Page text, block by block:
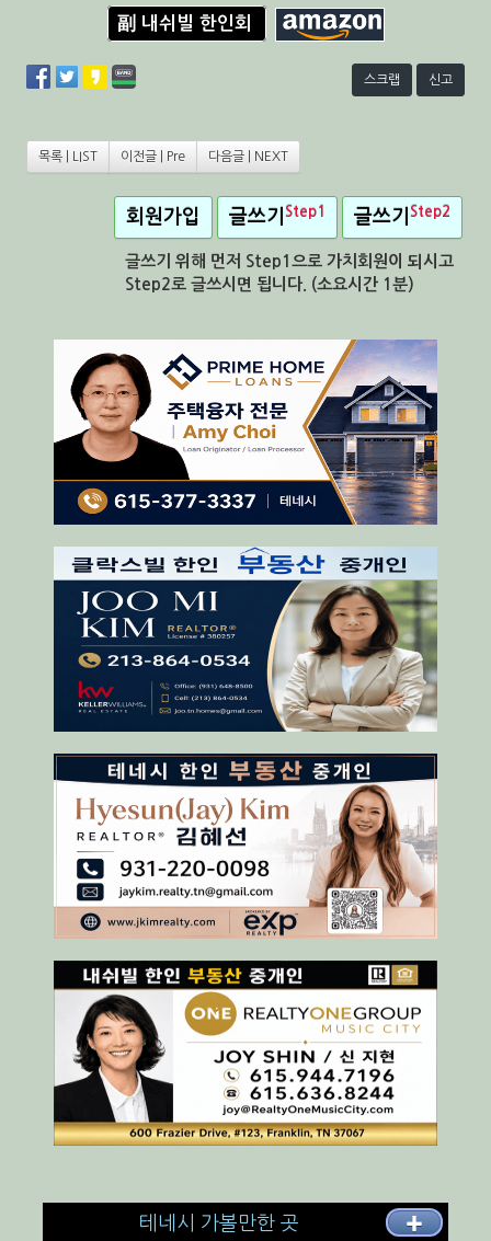
副 내쉬빌 한인회
스크랩 신고
목록 | LIST 이전글 | Pre 다음글 | NEXT
회원가입 글쓰기 Step1 글쓰기 Step2
글쓰기 위해 먼저 Step1으로 가치회원이 되시고
Step2로 글쓰시면 됩니다. (소요시간 1분)
테네시 가볼만한 곳 ✚